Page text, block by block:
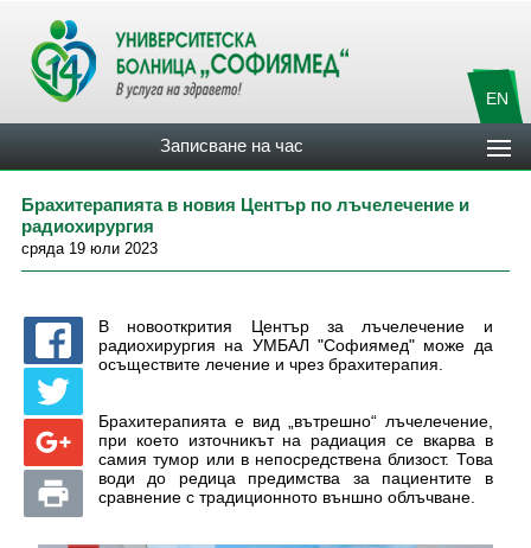
EN
Записване на час
Брахитерапията в новия Център по лъчелечение и
радиохирургия
сряда 19 юли 2023
В новооткрития Център за лъчелечение и
радиохирургия на УМБАЛ "Софиямед" може да
осъществите лечение и чрез брахитерапия.
Брахитерапията е вид „вътрешно“ лъчелечение,
при което източникът на радиация се вкарва в
самия тумор или в непосредствена близост. Това
води до редица предимства за пациентите в
сравнение с традиционното външно облъчване.